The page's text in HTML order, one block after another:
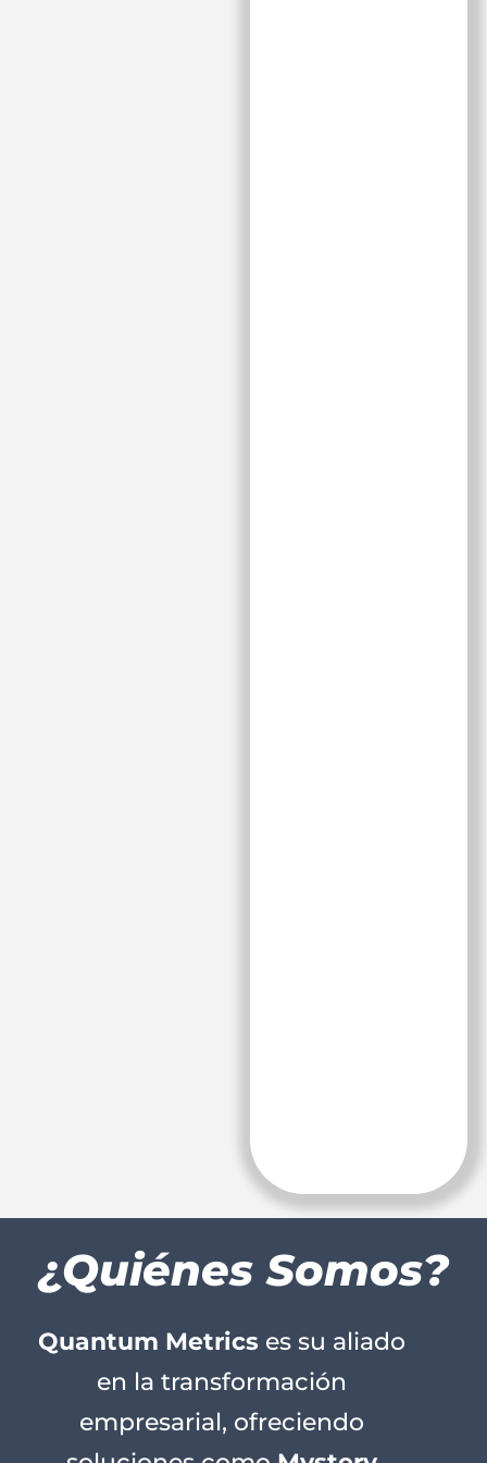
¿Quiénes Somos?
Quantum Metrics es su aliado
en la transformación
empresarial, ofreciendo